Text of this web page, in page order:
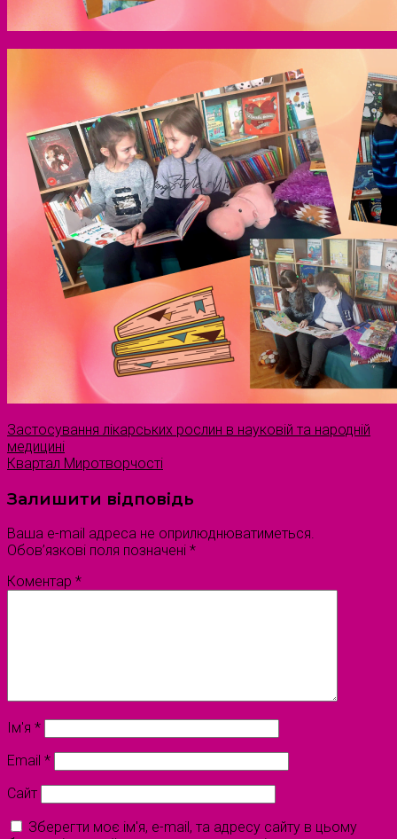
Застосування лікарських рослин в науковій та народній
медицині
Квартал Миротворчості
Залишити відповідь
Ваша e-mail адреса не оприлюднюватиметься.
Обов’язкові поля позначені *
Коментар *
Ім'я *
Email *
Сайт
Зберегти моє ім'я, e-mail, та адресу сайту в цьому